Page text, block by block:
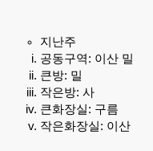
지난주
공동구역: 이산 밀
큰방: 밀
작은방: 사
큰화장실: 구름
작은화장실: 이산